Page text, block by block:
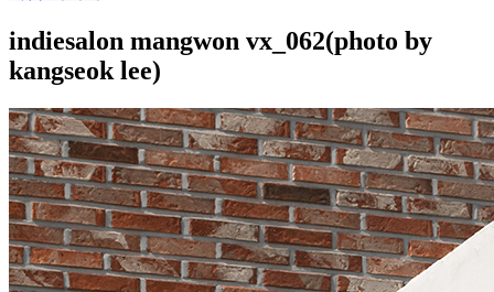
indiesalon mangwon vx_062(photo by
kangseok lee)